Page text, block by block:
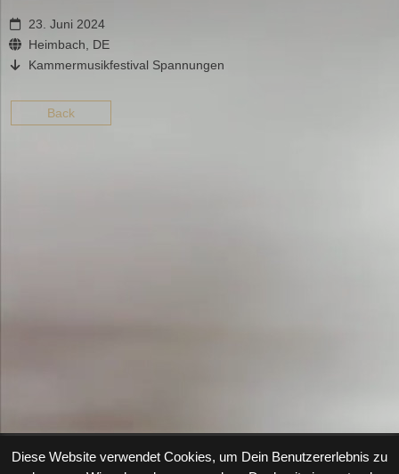
23. Juni 2024
Heimbach, DE
Kammermusikfestival Spannungen
Back
Diese Website verwendet Cookies, um Dein Benutzererlebnis zu